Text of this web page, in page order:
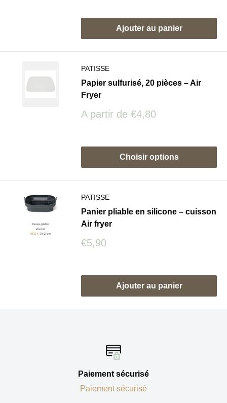
Ajouter au panier
PATISSE
Papier sulfurisé, 20 pièces – Air
Fryer
Prix
A partir de €4,80
Choisir options
PATISSE
Panier pliable en silicone – cuisson
Air fryer
Prix
€5,90
Ajouter au panier
Paiement sécurisé
Paiement sécurisé